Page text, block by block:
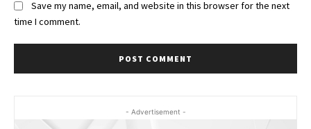
Save my name, email, and website in this browser for the next
time I comment.
- Advertisement -